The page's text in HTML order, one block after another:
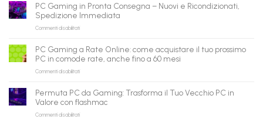
il
tuo
assistente
può
fare
shopping
qui
all’ingrosso:
la
B2B
flashmac
per
PC Gaming in Pronta Consegna – Nuovi e Ricondizionati,
Spedizione Immediata
Commenti disabilitatisu
in
Pronta
Consegna
Nuovi
Ricondizionati,
Spedizione
PC Gaming a Rate Online: come acquistare il tuo prossimo
PC in comode rate, anche fino a 60 mesi
Commenti disabilitatisu
a
Rate
Online:
Permuta PC da Gaming: Trasforma il Tuo Vecchio PC in
Valore con flashmac
Commenti disabilitatisu